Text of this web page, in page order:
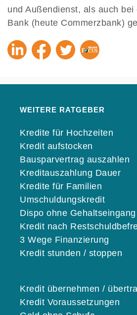
und Außendienst, als auch bei
Bank (heute Commerzbank)
WEITERE RATGEBER
Kredite für Hochzeiten
Kredit aufstocken
Bausparvertrag auszahlen
Kreditauszahlung Dauer
Kredite für Familien
Umschuldungskredit
Dispo ohne Gehaltseingang
Kredit nach
3 Wege Finanzierung
Kredit stunden / stoppen
Kredit übernehmen /
Kredit Voraussetzungen